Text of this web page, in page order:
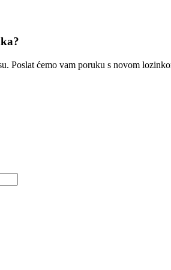
Poslat ćemo vam poruku s novom